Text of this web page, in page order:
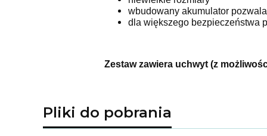
wbudowany akumulator
dla większego bezpieczeństwa
Zestaw zawiera uchwyt (z
Pliki do pobrania